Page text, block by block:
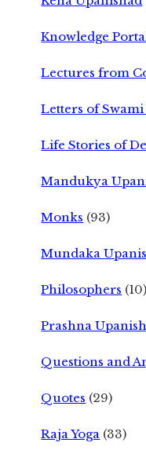
Knowledge
Lectures from
Letters of
Life Stories of
Mandukya
Monks (93)
Mundaka
Philosophers (10)
Prashna
Questions and
Quotes (29)
Raja Yoga (33)